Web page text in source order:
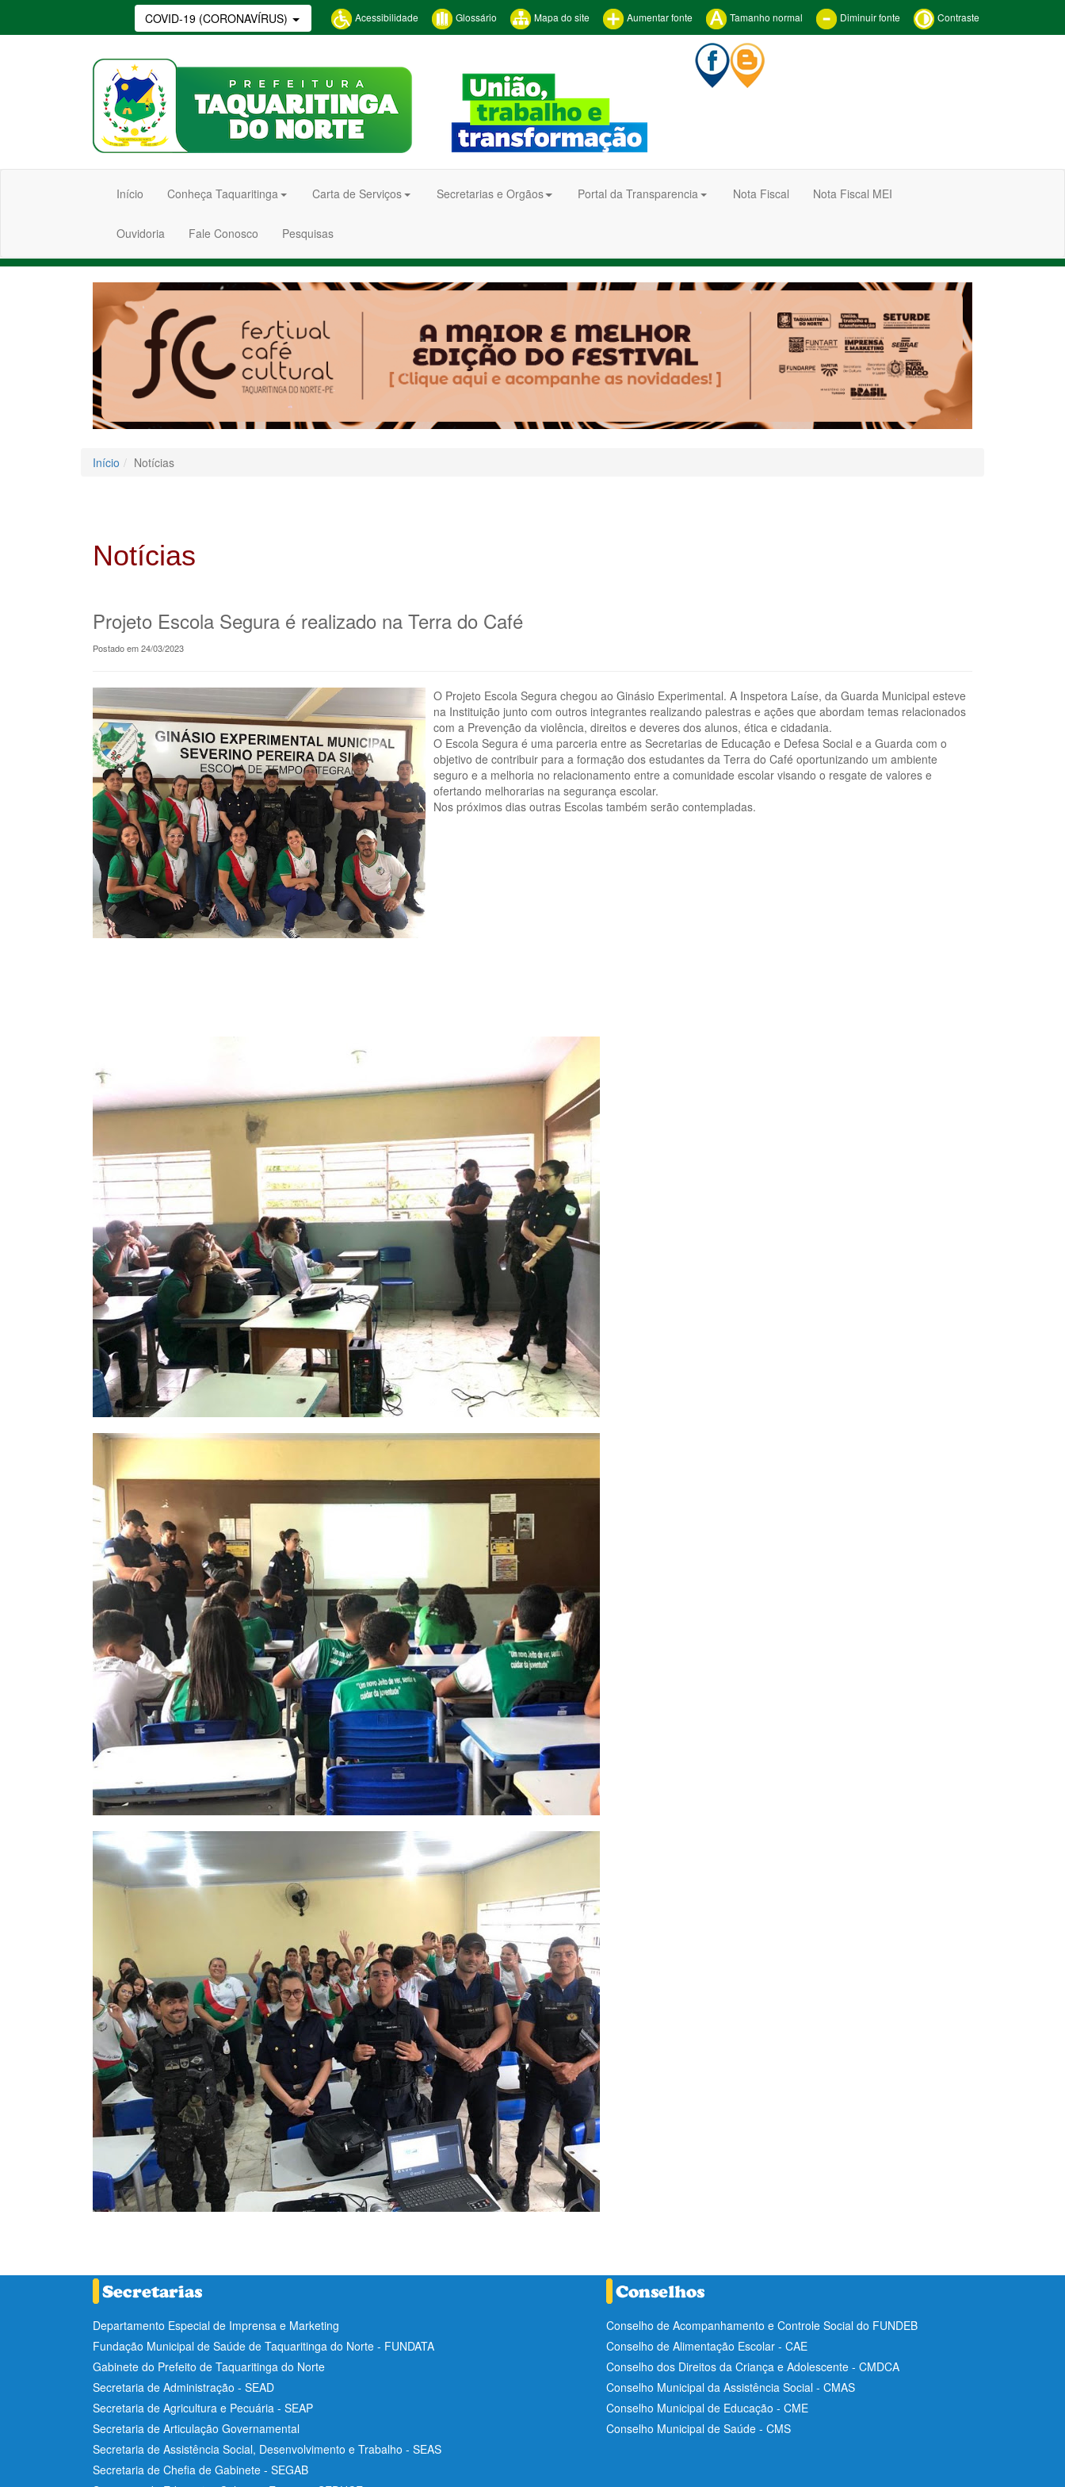
COVID-19 (CORONAVÍRUS) Acessibilidade Glossário Mapa do site Aumentar fonte Tamanho normal Diminuir fonte Contraste
Início Conheça Taquaritinga Carta de Serviços Secretarias e Orgãos Portal da Transparencia Nota Fiscal Nota Fiscal MEI
Ouvidoria Fale Conosco Pesquisas
Início Notícias
Notícias
Projeto Escola Segura é realizado na Terra do Café
Postado em 24/03/2023
O Projeto Escola Segura chegou ao Ginásio Experimental. A Inspetora Laíse, da Guarda Municipal esteve
na Instituição junto com outros integrantes realizando palestras e ações que abordam temas relacionados
com a Prevenção da violência, direitos e deveres dos alunos, ética e cidadania.
O Escola Segura é uma parceria entre as Secretarias de Educação e Defesa Social e a Guarda com o
objetivo de contribuir para a formação dos estudantes da Terra do Café oportunizando um ambiente
seguro e a melhoria no relacionamento entre a comunidade escolar visando o resgate de valores e
ofertando melhorarias na segurança escolar.
Nos próximos dias outras Escolas também serão contempladas.
Departamento Especial de Imprensa e Marketing
Fundação Municipal de Saúde de Taquaritinga do Norte - FUNDATA
Gabinete do Prefeito de Taquaritinga do Norte
Secretaria de Administração - SEAD
Secretaria de Agricultura e Pecuária - SEAP
Secretaria de Articulação Governamental
Secretaria de Assistência Social, Desenvolvimento e Trabalho - SEAS
Secretaria de Chefia de Gabinete - SEGAB
Conselho de Acompanhamento e Controle Social do FUNDEB
Conselho de Alimentação Escolar - CAE
Conselho dos Direitos da Criança e Adolescente - CMDCA
Conselho Municipal da Assistência Social - CMAS
Conselho Municipal de Educação - CME
Conselho Municipal de Saúde - CMS